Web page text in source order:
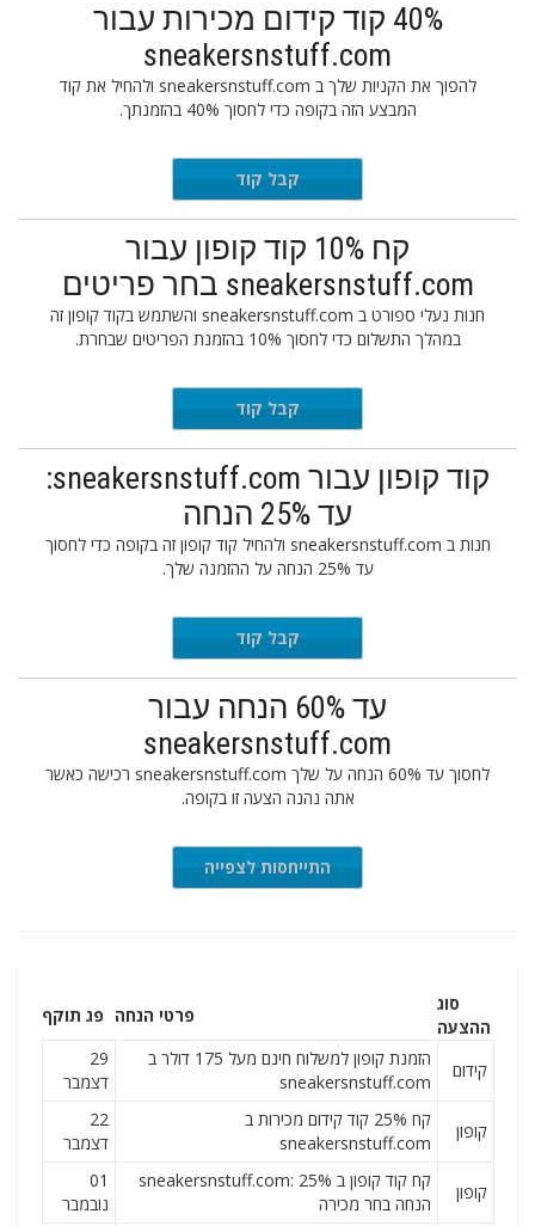
40% קוד קידום מכירות עבור
sneakersnstuff.com
להפוך את הקניות שלך ב sneakersnstuff.com ולהחיל את קוד
המבצע הזה בקופה כדי לחסוך 40% בהזמנתך.
KERHEADקבל קוד
קח 10% קוד קופון עבור
sneakersnstuff.com בחר פריטים
חנות נעלי ספורט ב sneakersnstuff.com והשתמש בקוד קופון זה
במהלך התשלום כדי לחסוך 10% בהזמנת הפריטים שבחרת.
AKERS10קבל קוד
קוד קופון עבור sneakersnstuff.com:
עד 25% הנחה
חנות ב sneakersnstuff.com ולהחיל קוד קופון זה בקופה כדי לחסוך
עד 25% הנחה על ההזמנה שלך.
ICONS25קבל קוד
עד 60% הנחה עבור
sneakersnstuff.com
לחסוך עד 60% הנחה על שלך sneakersnstuff.com רכישה כאשר
אתה נהנה הצעה זו בקופה.
התייחסות לצפייה
סוג
ההצעה
פרטי הנחה פג תוקף
קידום
הזמנת קופון למשלוח חינם מעל 175 דולר ב
sneakersnstuff.com
29
דצמבר
קופון
קח 25% קוד קידום מכירות ב
sneakersnstuff.com
22
דצמבר
קופון
קח קוד קופון ב sneakersnstuff.com: 25%
הנחה בחר מכירה
01
נובמבר